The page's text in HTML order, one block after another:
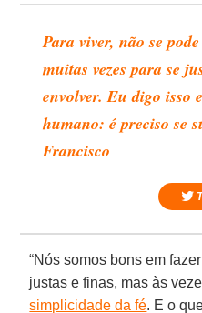
Para viver, não se
muitas vezes para se
envolver. Eu digo isso
humano: é preciso se
Francisco
“Nós somos bons em
justas e finas, mas às
simplicidade da fé. E o